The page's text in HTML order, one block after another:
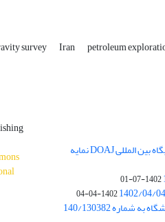
survey Iran petroleum
مجله فیزیک زمین و فضا در پایگاه بین المللی DOAJ نمایه
1402-07-01
1402-04-04
بخشنامه معاونت پژوهشی دانشگاه به شماره 140/130382